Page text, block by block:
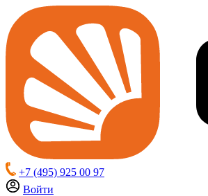
+7 (495) 925 00 97
Войти